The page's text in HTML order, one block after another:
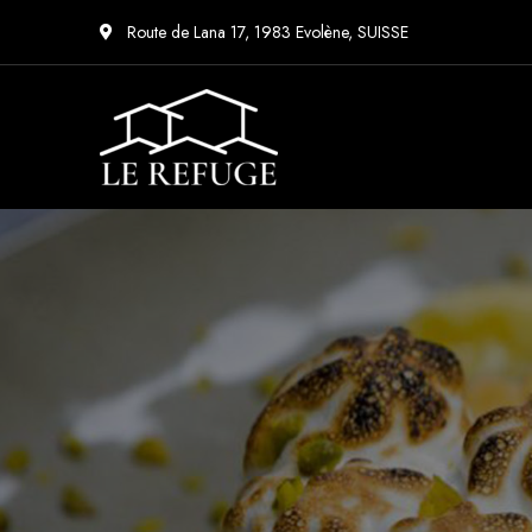
Route de Lana 17, 1983 Evolène, SUISSE